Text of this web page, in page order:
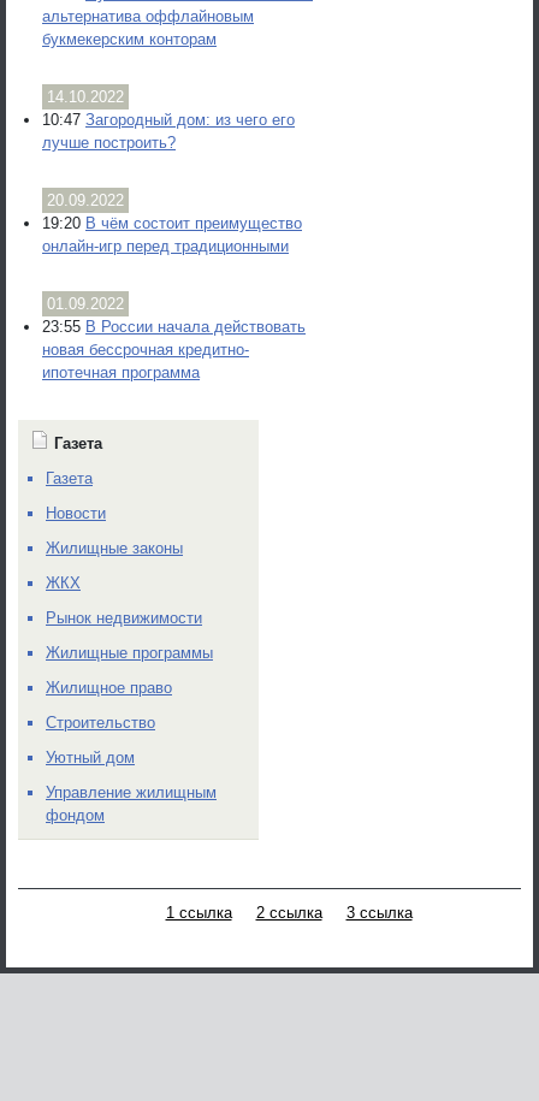
альтернатива оффлайновым
букмекерским конторам
14.10.2022
10:47 Загородный дом: из чего его
лучше построить?
20.09.2022
19:20 В чём состоит преимущество
онлайн-игр перед традиционными
01.09.2022
23:55 В России начала действовать
новая бессрочная кредитно-
ипотечная программа
Газета
Газета
Новости
Жилищные законы
ЖКХ
Рынок недвижимости
Жилищные программы
Жилищное право
Строительство
Уютный дом
Управление жилищным
фондом
1 ссылка 2 ссылка 3 ссылка